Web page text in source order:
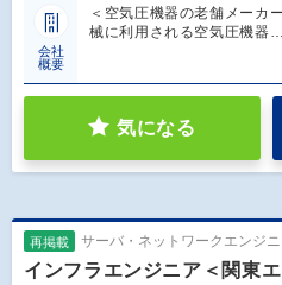
会社
概要
＜空気圧機器の老舗メーカ
械に利用される空気圧機器…
気になる
再掲載 サーバ・ネットワークエンジ
インフラエンジニア＜関東